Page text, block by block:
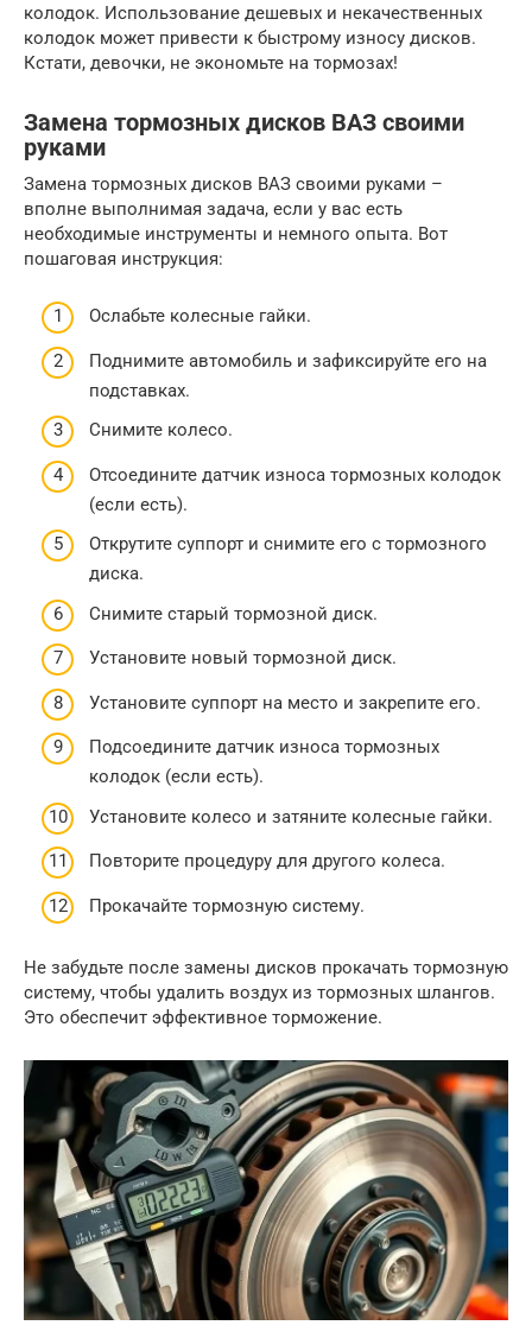
колодок. Использование дешевых и некачественных
колодок может привести к быстрому износу дисков.
Кстати, девочки, не экономьте на тормозах!
Замена тормозных дисков ВАЗ своими
руками
Замена тормозных дисков ВАЗ своими руками –
вполне выполнимая задача, если у вас есть
необходимые инструменты и немного опыта. Вот
пошаговая инструкция:
Ослабьте колесные гайки.
Поднимите автомобиль и зафиксируйте его на
подставках.
Снимите колесо.
Отсоедините датчик износа тормозных колодок
(если есть).
Открутите суппорт и снимите его с тормозного
диска.
Снимите старый тормозной диск.
Установите новый тормозной диск.
Установите суппорт на место и закрепите его.
Подсоедините датчик износа тормозных
колодок (если есть).
Установите колесо и затяните колесные гайки.
Повторите процедуру для другого колеса.
Прокачайте тормозную систему.
Не забудьте после замены дисков прокачать тормозную
систему, чтобы удалить воздух из тормозных шлангов.
Это обеспечит эффективное торможение.